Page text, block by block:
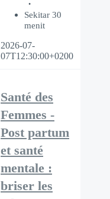
Sekitar 30
menit
2026-07-
07T12:30:00+0200
Santé des
Femmes -
Post partum
et santé
mentale :
briser les